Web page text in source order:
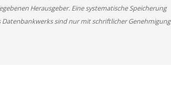
Herausgeber. Eine systematische Speicherung
sind nur mit schriftlicher Genehmigung